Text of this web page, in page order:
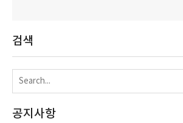
검색
공지사항